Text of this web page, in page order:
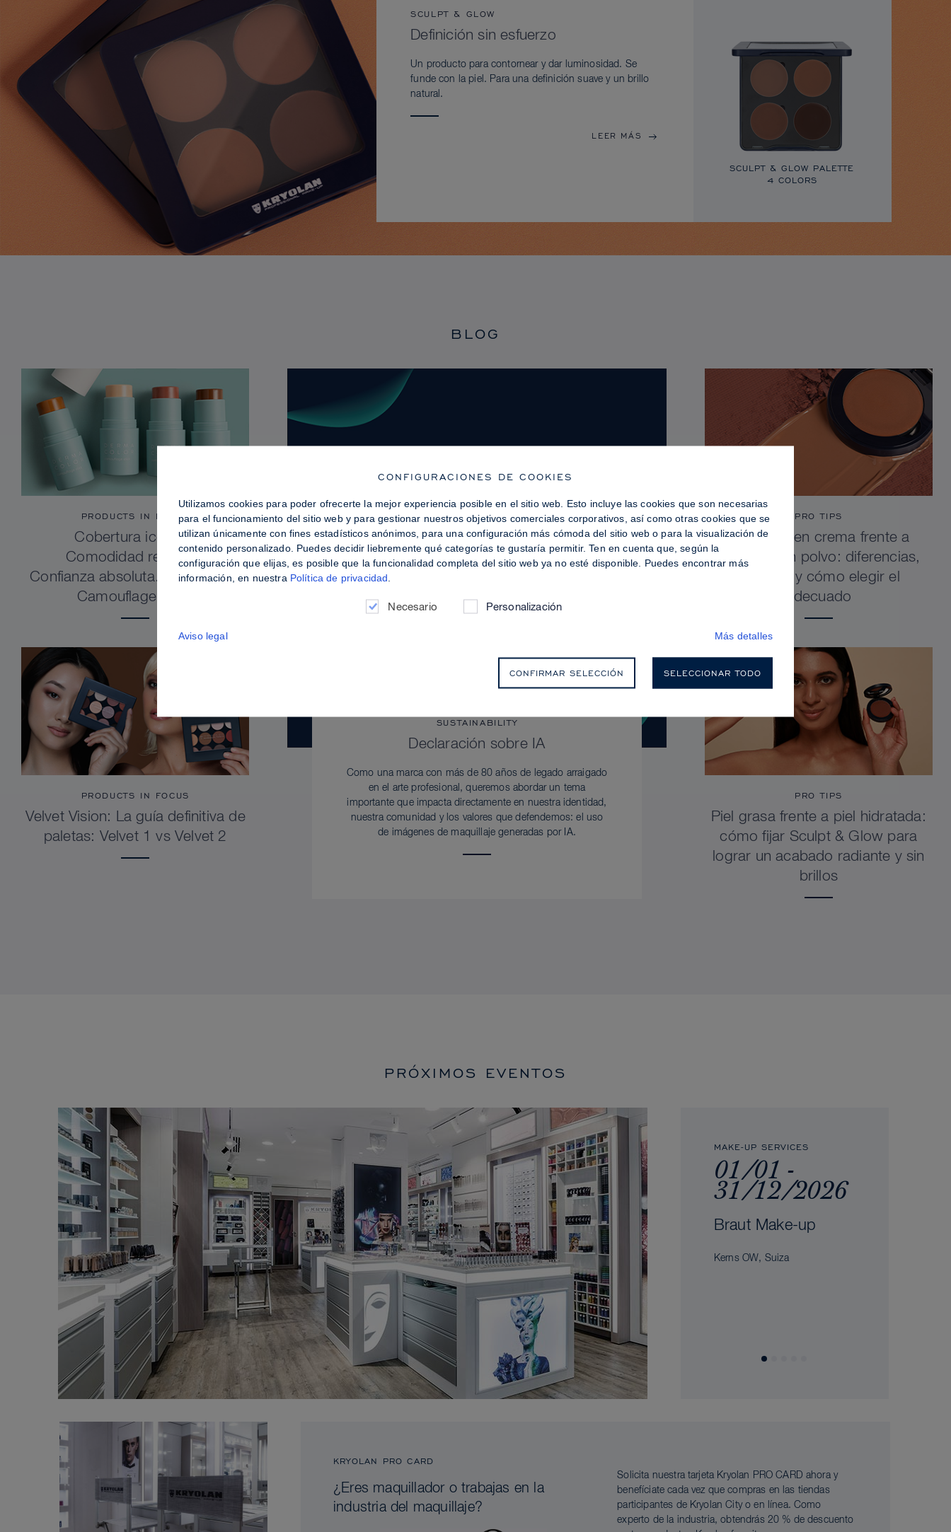
SCULPT & GLOW
Definición sin esfuerzo
Un producto para contornear y dar luminosidad. Se
funde con la piel. Para una definición suave y un brillo
natural.
LEER MÁS
SCULPT & GLOW PALETTE
4 COLORS
BLOG
SUSTAINABILITY
Declaración sobre IA
Como una marca con más de 80 años de legado arraigado
en el arte profesional, queremos abordar un tema
importante que impacta directamente en nuestra identidad,
nuestra comunidad y los valores que defendemos: el uso
de imágenes de maquillaje generadas por IA.
PRODUCTS IN FOCUS
Cobertura icónica.
Comodidad refinada.
Confianza absoluta. Dermacolor
Camouflage Stick
PRODUCTS IN FOCUS
Velvet Vision: La guía definitiva de
paletas: Velvet 1 vs Velvet 2
PRO TIPS
Contorno en crema frente a
contorno en polvo: diferencias,
ventajas y cómo elegir el
adecuado
PRO TIPS
Piel grasa frente a piel hidratada:
cómo fijar Sculpt & Glow para
lograr un acabado radiante y sin
brillos
PRÓXIMOS EVENTOS
MAKE-UP SERVICES
01/01 -
31/12/2026
Braut Make-up
Kerns OW, Suiza
KRYOLAN PRO CARD
¿Eres maquillador o trabajas en la
industria del maquillaje?
Solicita nuestra tarjeta Kryolan PRO CARD ahora y
benefíciate cada vez que compras en las tiendas
participantes de Kryolan City o en línea. Como
experto de la industria, obtendrás 20 % de descuento
CONFIGURACIONES DE COOKIES
Utilizamos cookies para poder ofrecerte la mejor experiencia posible en el sitio web. Esto incluye las cookies que son necesarias
para el funcionamiento del sitio web y para gestionar nuestros objetivos comerciales corporativos, así como otras cookies que se
utilizan únicamente con fines estadísticos anónimos, para una configuración más cómoda del sitio web o para la visualización de
contenido personalizado. Puedes decidir liebremente qué categorías te gustaría permitir. Ten en cuenta que, según la
configuración que elijas, es posible que la funcionalidad completa del sitio web ya no esté disponible. Puedes encontrar más
información, en nuestra Política de privacidad
Necesario Personalización
Aviso legal Más detalles
CONFIRMAR SELECCIÓN SELECCIONAR TODO